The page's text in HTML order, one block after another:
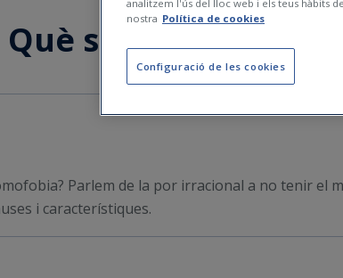
Què significa
Parlem de la por irracional a no tenir el
i característiques.
analitzem l'ús del lloc web i els teus hàbits
nostra Política de cookies
Configuració de les cookies